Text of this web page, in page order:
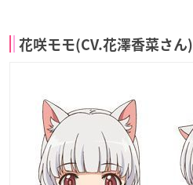
花咲モモ(CV.花澤香菜さん)